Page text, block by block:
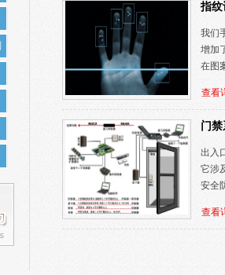
指纹
我们
增加
在图
查看
门
出入
它涉
安全
查看